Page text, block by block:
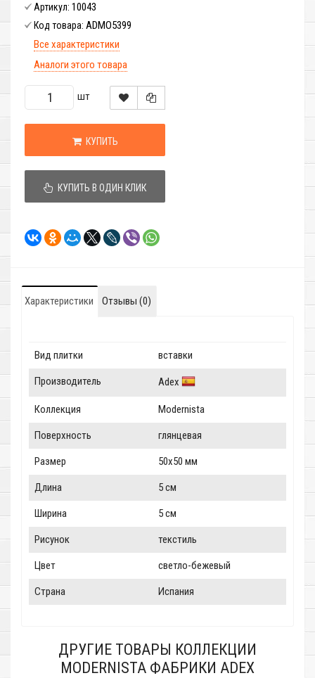
Артикул: 10043
Код товара: ADMO5399
Все характеристики
Аналоги этого товара
шт
КУПИТЬ
КУПИТЬ В ОДИН КЛИК
Характеристики Отзывы (0)
Вид плитки вставки
Производитель Adex
Коллекция Modernista
Поверхность глянцевая
Размер 50x50 мм
Длина 5 см
Ширина 5 см
Рисунок текстиль
Цвет светло-бежевый
Страна Испания
ДРУГИЕ ТОВАРЫ КОЛЛЕКЦИИ
MODERNISTA ФАБРИКИ ADEX